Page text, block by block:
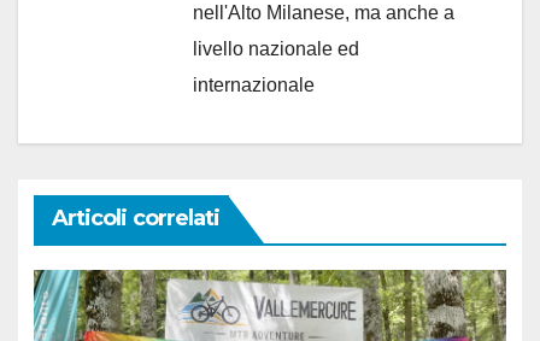
nell'Alto Milanese, ma anche a
livello nazionale ed
internazionale
Articoli correlati